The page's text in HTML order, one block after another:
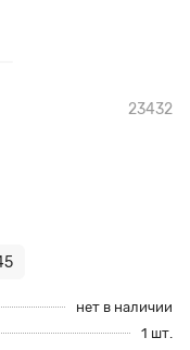
23432
нет в наличии
1 шт.